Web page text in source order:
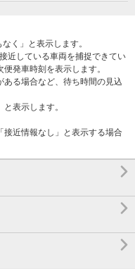
く」と表示します。
近している車両を捕捉できてい
発車時刻を表示します。
ある場合など、待ち時間の見込
表示します。
接近情報なし」と表示する場合


